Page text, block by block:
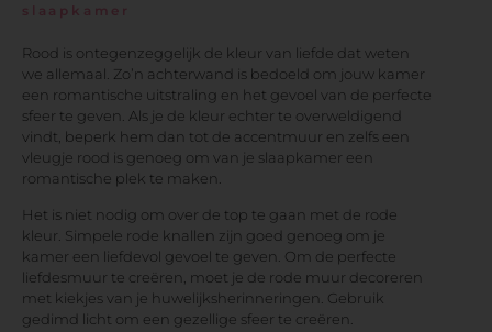
slaapkamer
Rood is ontegenzeggelijk de kleur van liefde dat weten
we allemaal. Zo’n achterwand is bedoeld om jouw kamer
een romantische uitstraling en het gevoel van de perfecte
sfeer te geven. Als je de kleur echter te overweldigend
vindt, beperk hem dan tot de accentmuur en zelfs een
vleugje rood is genoeg om van je slaapkamer een
romantische plek te maken.
Het is niet nodig om over de top te gaan met de rode
kleur. Simpele rode knallen zijn goed genoeg om je
kamer een liefdevol gevoel te geven. Om de perfecte
liefdesmuur te creëren, moet je de rode muur decoreren
met kiekjes van je huwelijksherinneringen. Gebruik
gedimd licht om een gezellige sfeer te creëren.